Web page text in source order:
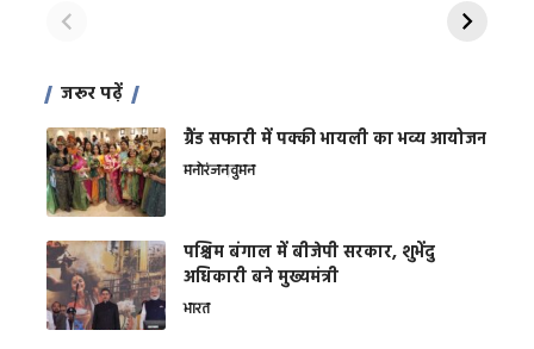
जरूर पढ़ें
ग्रैंड सफारी में पक्की भायली का भव्य आयोजन
मनोरंजनवुमन
पश्चिम बंगाल में बीजेपी सरकार, शुभेंदु
अधिकारी बने मुख्यमंत्री
भारत